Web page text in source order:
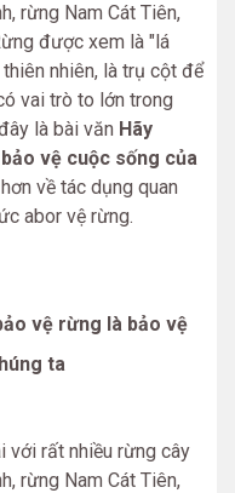
rừng Nam Cát Tiên,
được xem là "lá
nhiên, là trụ cột để
vai trò to lớn trong
là bài văn Hãy
vệ cuộc sống của
về tác dụng quan
abor vệ rừng.
vệ rừng là bảo vệ
ta
rất nhiều rừng cây
rừng Nam Cát Tiên,